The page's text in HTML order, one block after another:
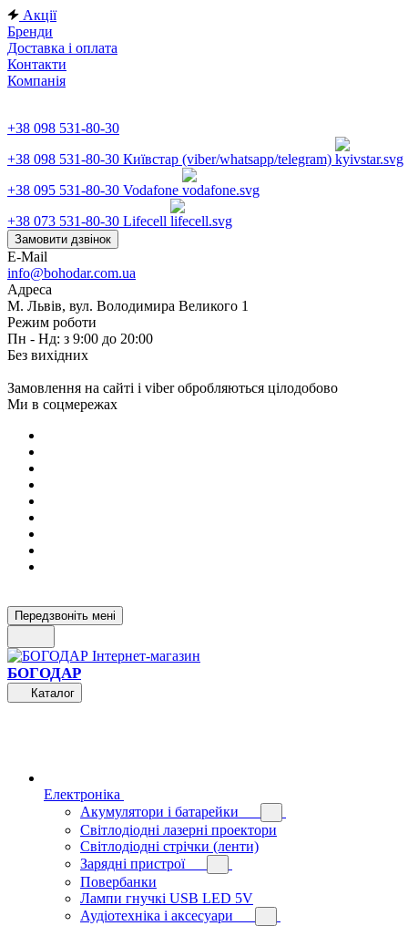
Акції
Бренди
Доставка і оплата
Контакти
Компанія
+38 098 531-80-30
+38 098 531-80-30 Київстар (viber/whatsapp/telegram)
+38 095 531-80-30 Vodafone
+38 073 531-80-30 Lifecell
Замовити дзвінок
E-Mail
info@bohodar.com.ua
Адреса
М. Львів, вул. Володимира Великого 1
Режим роботи
Пн - Нд: з 9:00 до 20:00
Без вихідних
Замовлення на сайті і viber обробляються цілодобово
Ми в соцмережах
Передзвоніть мені
БОГОДАР
Каталог
Електроніка
Акумулятори і батарейки
Світлодіодні лазерні проектори
Світлодіодні стрічки (ленти)
Зарядні пристрої
Повербанки
Лампи гнучкі USB LED 5V
Аудіотехніка і аксесуари